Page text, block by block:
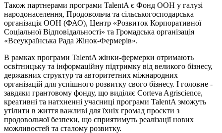
Також партнерами програми TalentA є Фонд ООН у галузі
народонаселення, Продовольча та сільськогосподарська
організація ООН (ФАО), Центр «Розвиток Корпоративної
Соціальної Відповідальності» та Громадська організація
«Всеукраїнська Рада Жінок-Фермерів».
В рамках програми TalentA жінки-фермерки отримають
освітницьку та інформаційну підтримку від великого бізнесу,
державних структур та авторитетних міжнародних
організацій для успішного розвитку свого бізнесу. І головне -
завдяки грантовому фонду, що виділяє Corteva Agriscience,
креативні та натхненні учасниці програми TalentA зможуть
утілити в життя важливі для їхніх громад проєкти з
продовольчої безпеки, що сприятимуть реалізації нових
можливостей та сталому розвитку.